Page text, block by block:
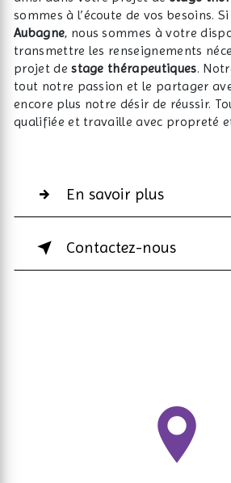
sommes à l’écoute de vos besoins.
Aubagne, nous sommes à votre
transmettre les renseignements
projet destage thérapeutiques.
tout notre passion et le partager
encore plus notre désir de réussir.
qualifiée et travaille avec propreté
En savoir plus
Contactez-nous